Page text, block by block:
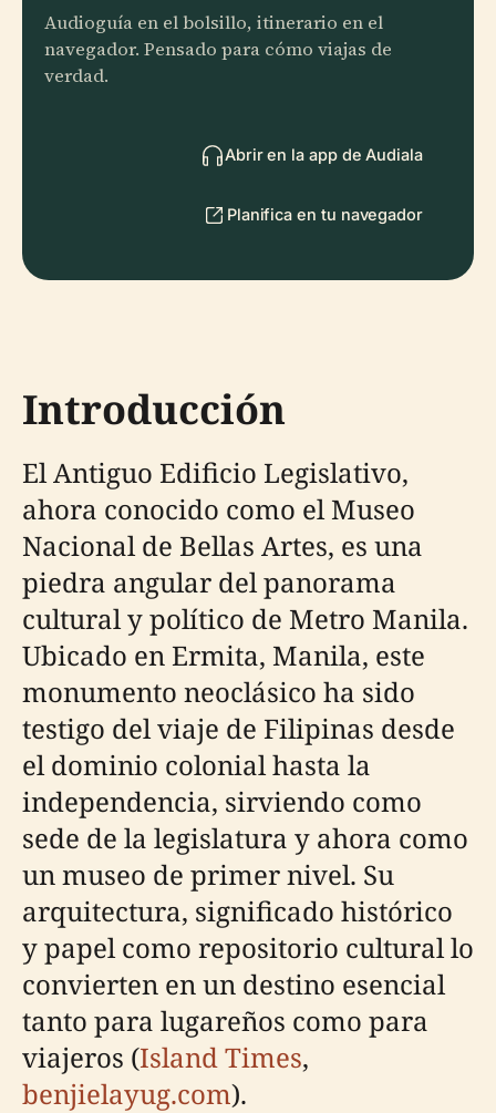
Audioguía en el bolsillo, itinerario en el
navegador. Pensado para cómo viajas de
verdad.
Abrir en la app de Audiala
Planifica en tu navegador
Introducción
El Antiguo Edificio Legislativo,
ahora conocido como el Museo
Nacional de Bellas Artes, es una
piedra angular del panorama
cultural y político de Metro Manila.
Ubicado en Ermita, Manila, este
monumento neoclásico ha sido
testigo del viaje de Filipinas desde
el dominio colonial hasta la
independencia, sirviendo como
sede de la legislatura y ahora como
un museo de primer nivel. Su
arquitectura, significado histórico
y papel como repositorio cultural lo
convierten en un destino esencial
tanto para lugareños como para
viajeros (Island Times,
benjielayug.com).